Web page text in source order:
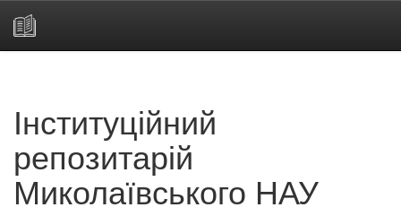
Інституційний
репозитарій
Миколаївського НАУ